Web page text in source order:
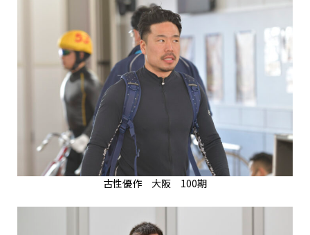
古性優作 大阪 100期